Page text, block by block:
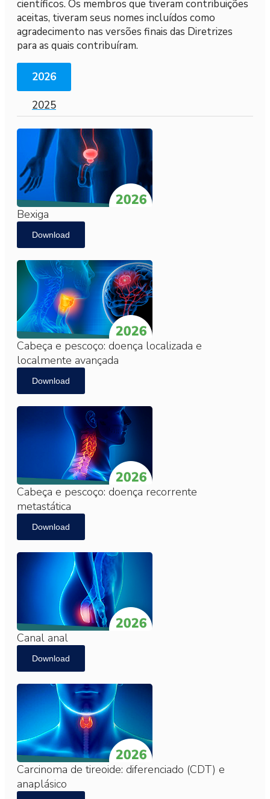
científicos. Os membros que tiveram contribuições
aceitas, tiveram seus nomes incluídos como
agradecimento nas versões finais das Diretrizes
para as quais contribuíram.
2026
2025
Bexiga
Download
Cabeça e pescoço: doença localizada e
localmente avançada
Download
Cabeça e pescoço: doença recorrente
metastática
Download
Canal anal
Download
Carcinoma de tireoide: diferenciado (CDT) e
anaplásico